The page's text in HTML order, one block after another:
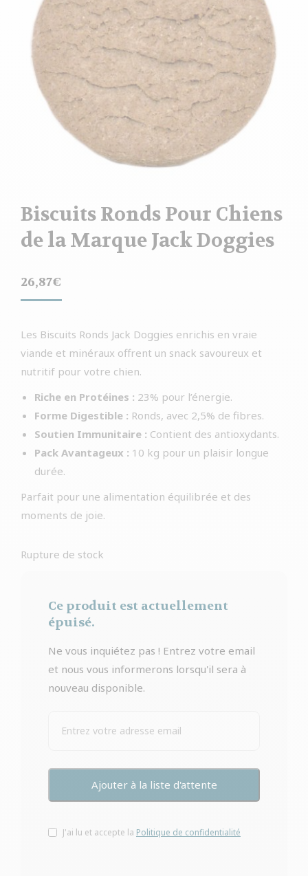
Biscuits Ronds Pour Chiens
de la Marque Jack Doggies
26,87€
Les Biscuits Ronds Jack Doggies enrichis en vraie
viande et minéraux offrent un snack savoureux et
nutritif pour votre chien.
Riche en Protéines : 23% pour l’énergie.
Forme Digestible : Ronds, avec 2,5% de fibres.
Soutien Immunitaire : Contient des antioxydants.
Pack Avantageux : 10 kg pour un plaisir longue
durée.
Parfait pour une alimentation équilibrée et des
moments de joie.
Rupture de stock
Ce produit est actuellement
épuisé.
Ne vous inquiétez pas ! Entrez votre email
et nous vous informerons lorsqu'il sera à
nouveau disponible.
J'ai lu et accepte la Politique de confidentialité